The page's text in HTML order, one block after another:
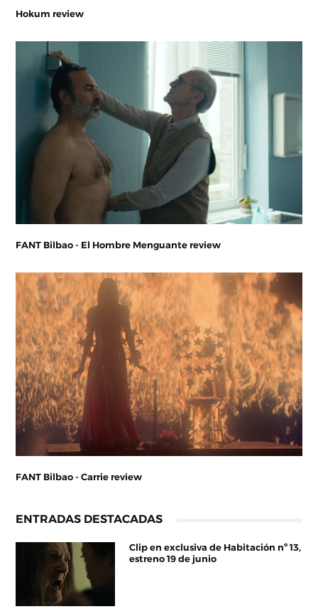
Hokum review
FANT Bilbao - El Hombre Menguante review
FANT Bilbao - Carrie review
ENTRADAS DESTACADAS
Clip en exclusiva de Habitación nº 13,
estreno 19 de junio